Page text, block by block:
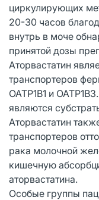
циркулирующих
20-30 часов
внутрь в моче
принятой дозы
Аторвастатин
транспортеров
OATP1B1 и
являются
Аторвастатин
транспортеров
рака молочной
кишечную
аторвастатина.
Особые группы